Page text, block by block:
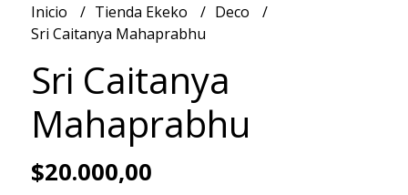
Inicio Tienda Ekeko
Deco
Sri Caitanya Mahaprabhu
Sri Caitanya
Mahaprabhu
$20.000,00